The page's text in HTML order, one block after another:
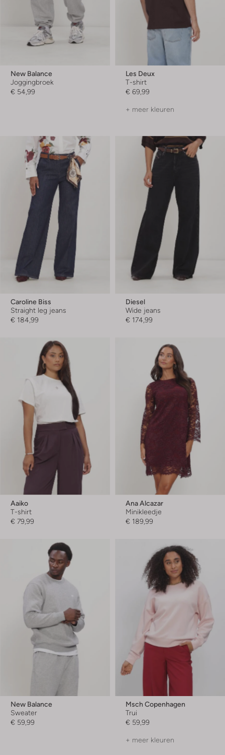
New Balance
Joggingbroek
€ 54,99
Les Deux
T-shirt
€ 69,99
+ meer kleuren
Caroline Biss
Straight leg jeans
€ 184,99
Diesel
Wide jeans
€ 174,99
Aaiko
T-shirt
€ 79,99
Ana Alcazar
Minikleedje
€ 189,99
New Balance
Sweater
€ 59,99
Msch Copenhagen
Trui
€ 59,99
+ meer kleuren